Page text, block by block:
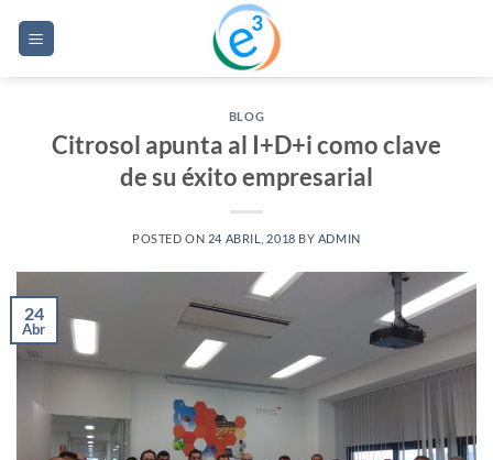
BLOG
Citrosol apunta al I+D+i como clave
de su éxito empresarial
POSTED ON 24 ABRIL, 2018 BY ADMIN
24
Abr